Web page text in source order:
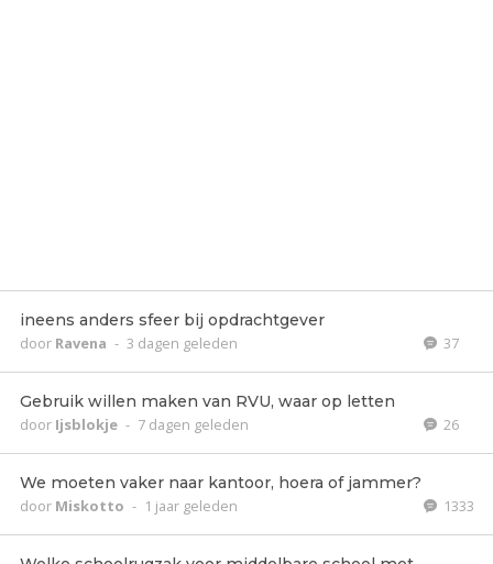
ineens anders sfeer bij opdrachtgever
door Ravena - 3 dagen geleden 37
Gebruik willen maken van RVU, waar op letten
door Ijsblokje - 7 dagen geleden 26
We moeten vaker naar kantoor, hoera of jammer?
door Miskotto - 1 jaar geleden 1333